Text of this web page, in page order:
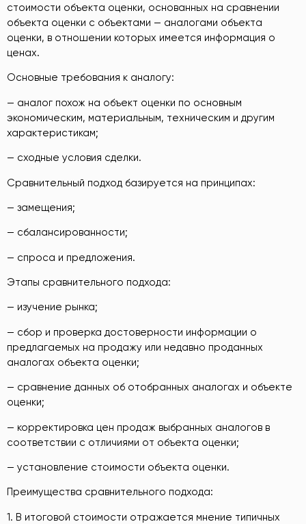
стоимости объекта оценки, основанных на сравнении
объекта оценки с объектами — аналогами объекта
оценки, в отношении которых имеется информация о
ценах.
Основные требования к аналогу:
— аналог похож на объект оценки по основным
экономическим, материальным, техническим и другим
характеристикам;
— сходные условия сделки.
Сравнительный подход базируется на принципах:
— замещения;
— сбалансированности;
— спроса и предложения.
Этапы сравнительного подхода:
— изучение рынка;
— сбор и проверка достоверности информации о
предлагаемых на продажу или недавно проданных
аналогах объекта оценки;
— сравнение данных об отобранных аналогах и объекте
оценки;
— корректировка цен продаж выбранных аналогов в
соответствии с отличиями от объекта оценки;
— установление стоимости объекта оценки.
Преимущества сравнительного подхода:
1. В итоговой стоимости отражается мнение типичных